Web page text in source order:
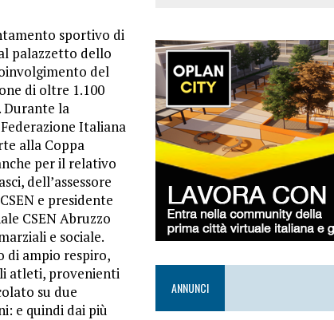
sportivo di
palazzetto dello
del
di oltre 1.100
la
Italiana
alla Coppa
per il relativo
dell’assessore
e presidente
CSEN Abruzzo
e sociale.
di ampio respiro,
atleti, provenienti
su due
e quindi dai più
ANNUNCI